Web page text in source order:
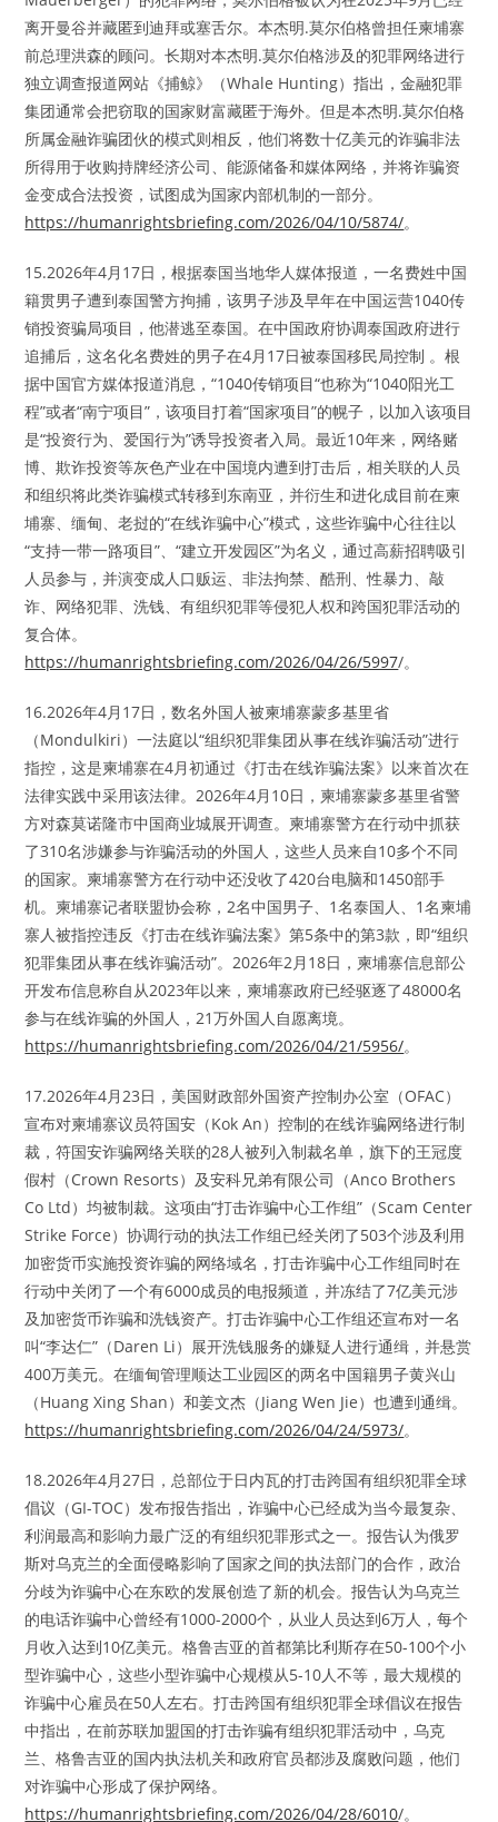
离开曼谷并藏匿到迪拜或塞舌尔。本杰明.莫尔伯格曾担任柬埔寨
前总理洪森的顾问。长期对本杰明.莫尔伯格涉及的犯罪网络进行
独立调查报道网站《捕鲸》（Whale Hunting）指出，金融犯罪
集团通常会把窃取的国家财富藏匿于海外。但是本杰明.莫尔伯格
所属金融诈骗团伙的模式则相反，他们将数十亿美元的诈骗非法
所得用于收购持牌经济公司、能源储备和媒体网络，并将诈骗资
金变成合法投资，试图成为国家内部机制的一部分。
https://humanrightsbriefing.com/2026/04/10/5874/。
15.2026年4月17日，根据泰国当地华人媒体报道，一名费姓中国
籍贯男子遭到泰国警方拘捕，该男子涉及早年在中国运营1040传
销投资骗局项目，他潜逃至泰国。在中国政府协调泰国政府进行
追捕后，这名化名费姓的男子在4月17日被泰国移民局控制 。根
据中国官方媒体报道消息，“1040传销项目“也称为“1040阳光工
程”或者“南宁项目”，该项目打着“国家项目”的幌子，以加入该项目
是“投资行为、爱国行为”诱导投资者入局。最近10年来，网络赌
博、欺诈投资等灰色产业在中国境内遭到打击后，相关联的人员
和组织将此类诈骗模式转移到东南亚，并衍生和进化成目前在柬
埔寨、缅甸、老挝的“在线诈骗中心”模式，这些诈骗中心往往以
“支持一带一路项目”、“建立开发园区”为名义，通过高薪招聘吸引
人员参与，并演变成人口贩运、非法拘禁、酷刑、性暴力、敲
诈、网络犯罪、洗钱、有组织犯罪等侵犯人权和跨国犯罪活动的
复合体。
https://humanrightsbriefing.com/2026/04/26/5997/。
16.2026年4月17日，数名外国人被柬埔寨蒙多基里省
（Mondulkiri）一法庭以“组织犯罪集团从事在线诈骗活动”进行
指控，这是柬埔寨在4月初通过《打击在线诈骗法案》以来首次在
法律实践中采用该法律。2026年4月10日，柬埔寨蒙多基里省警
方对森莫诺隆市中国商业城展开调查。柬埔寨警方在行动中抓获
了310名涉嫌参与诈骗活动的外国人，这些人员来自10多个不同
的国家。柬埔寨警方在行动中还没收了420台电脑和1450部手
机。柬埔寨记者联盟协会称，2名中国男子、1名泰国人、1名柬埔
寨人被指控违反《打击在线诈骗法案》第5条中的第3款，即“组织
犯罪集团从事在线诈骗活动”。2026年2月18日，柬埔寨信息部公
开发布信息称自从2023年以来，柬埔寨政府已经驱逐了48000名
参与在线诈骗的外国人，21万外国人自愿离境。
https://humanrightsbriefing.com/2026/04/21/5956/。
17.2026年4月23日，美国财政部外国资产控制办公室（OFAC）
宣布对柬埔寨议员符国安（Kok An）控制的在线诈骗网络进行制
裁，符国安诈骗网络关联的28人被列入制裁名单，旗下的王冠度
假村（Crown Resorts）及安科兄弟有限公司（Anco Brothers
Co Ltd）均被制裁。这项由“打击诈骗中心工作组”（Scam Center
Strike Force）协调行动的执法工作组已经关闭了503个涉及利用
加密货币实施投资诈骗的网络域名，打击诈骗中心工作组同时在
行动中关闭了一个有6000成员的电报频道，并冻结了7亿美元涉
及加密货币诈骗和洗钱资产。打击诈骗中心工作组还宣布对一名
叫“李达仁”（Daren Li）展开洗钱服务的嫌疑人进行通缉，并悬赏
400万美元。在缅甸管理顺达工业园区的两名中国籍男子黄兴山
（Huang Xing Shan）和姜文杰（Jiang Wen Jie）也遭到通缉。
https://humanrightsbriefing.com/2026/04/24/5973/。
18.2026年4月27日，总部位于日内瓦的打击跨国有组织犯罪全球
倡议（GI-TOC）发布报告指出，诈骗中心已经成为当今最复杂、
利润最高和影响力最广泛的有组织犯罪形式之一。报告认为俄罗
斯对乌克兰的全面侵略影响了国家之间的执法部门的合作，政治
分歧为诈骗中心在东欧的发展创造了新的机会。报告认为乌克兰
的电话诈骗中心曾经有1000-2000个，从业人员达到6万人，每个
月收入达到10亿美元。格鲁吉亚的首都第比利斯存在50-100个小
型诈骗中心，这些小型诈骗中心规模从5-10人不等，最大规模的
诈骗中心雇员在50人左右。打击跨国有组织犯罪全球倡议在报告
中指出，在前苏联加盟国的打击诈骗有组织犯罪活动中，乌克
兰、格鲁吉亚的国内执法机关和政府官员都涉及腐败问题，他们
对诈骗中心形成了保护网络。
https://humanrightsbriefing.com/2026/04/28/6010/。